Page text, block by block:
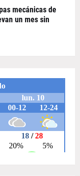
mecánicas de
un mes sin